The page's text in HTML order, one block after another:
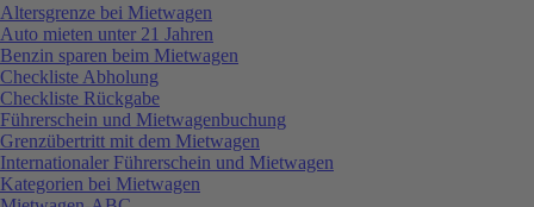
Altersgrenze bei Mietwagen
Auto mieten unter 21 Jahren
Benzin sparen beim Mietwagen
Checkliste Abholung
Checkliste Rückgabe
Führerschein und Mietwagenbuchung
Grenzübertritt mit dem Mietwagen
Internationaler Führerschein und Mietwagen
Kategorien bei Mietwagen